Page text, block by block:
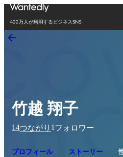
400万人が利用するビジネスSNS
竹越 翔子
14つながり 1 フォロワー
プロフィール ストーリー